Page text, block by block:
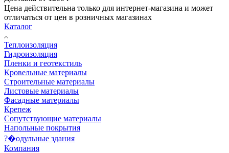
Цена действительна только для интернет-магазина и может
отличаться от цен в розничных магазинах
Каталог
Теплоизоляция
Гидроизоляция
Пленки и геотекстиль
Кровельные материалы
Строительные материалы
Листовые материалы
Фасадные материалы
Крепеж
Сопутствующие материалы
Напольные покрытия
?�одульные здания
Компания